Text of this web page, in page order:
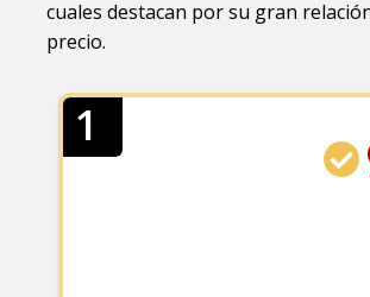
cuales destacan por su gran
precio.
1